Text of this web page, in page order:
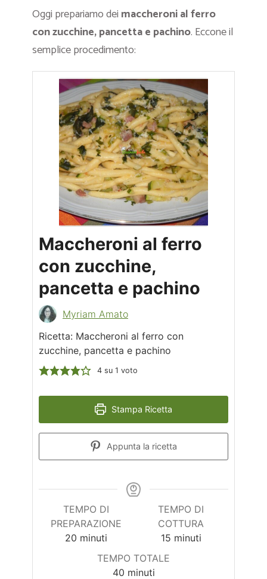
Oggi prepariamo dei maccheroni al ferro
con zucchine, pancetta e pachino. Eccone il
semplice procedimento:
Maccheroni al ferro
con zucchine,
pancetta e pachino
Myriam Amato
Ricetta: Maccheroni al ferro con
zucchine, pancetta e pachino
4su 1 voto
Stampa Ricetta
Appunta la ricetta
TEMPO DI
PREPARAZIONE
20 minuti
minuti
TEMPO DI
COTTURA
15 minuti
minuti
TEMPO TOTALE
40minuti
minuti